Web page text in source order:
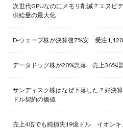
次世代GPUなのにメモリ削減？エヌビ
供給量の最大化
D-ウェーブ株が決算後7%安 受注
データドッグ株が20%急落 売上36%
サンディスク株はなぜ下落した？好決
ドル契約の価値
売上4倍でも純損失19億ドル イオンキ